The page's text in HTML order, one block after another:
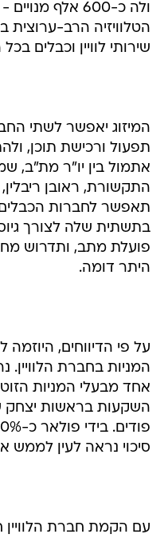
ולה כ-600 אלף
הטלוויזיה הרב-
שירותי לוויין וכבלים
המיזוג יאפשר לשתי
תפעול ורכישת תוכן,
אתמול בין יו"ר מת"ב,
התקשורת, ראובן
תאפשר לחברות
בתשתית שלה לצורך
פועלת מתב, ותדרוש
היתר דומה.
על פי הדיווחים,
המניות בחברת הלוויין.
אחד מבעלי המניות
השקעות בראשות יצחק
סיכוי נראה לעין
עם הקמת חברת הלוויין